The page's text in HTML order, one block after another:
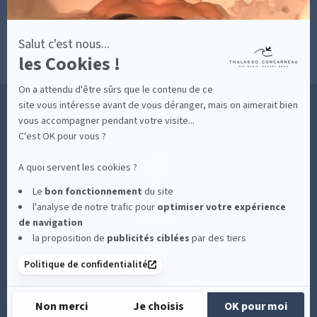
Salut c'est nous...
les Cookies !
On a attendu d'être sûrs que le contenu de ce
site vous intéresse avant de vous déranger, mais on aimerait bien
vous accompagner pendant votre visite...
C'est OK pour vous ?
A quoi servent les cookies ?
Le bon fonctionnement du site
l'analyse de notre trafic pour optimiservotre expérience
de navigation
la proposition de publicités ciblées par des tiers
Politique de confidentialité
Non merci Je choisis OK pour moi
MESURES D'HYGIÈNE
POLITIQUE DE CONFIDENTIALITÉ
MENTIONS LÉGALES
36 RUE DES SABLES BLANCS - 29900 CONCARNEAU - 02 98 75 05 40
CLIQUEZ-ICI POUR MODIFIER VOS PRÉFÉRENCES EN MATIÈRE DE COOKIES